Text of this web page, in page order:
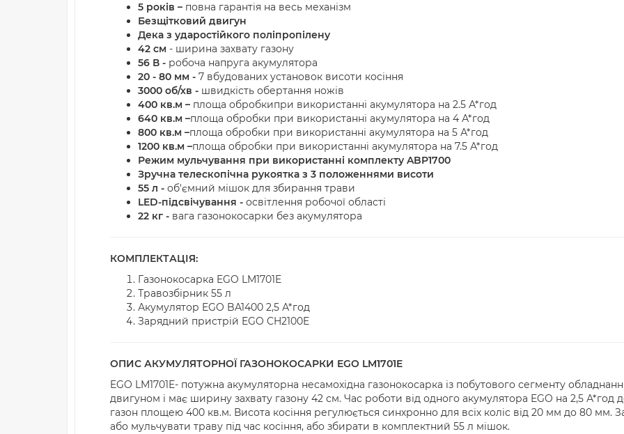
5 років – повна гарантія на весь механізм
Безщітковий двигун
Дека з ударостійкого поліпропілену
42 см - ширина захвату газону
56 В - робоча напруга акумулятора
20 - 80 мм - 7 вбудованих установок висоти косіння
3000 об/хв - швидкість обертання ножів
400 кв.м – площа обробкипри використанні акумулятора на 2.5 А*год
640 кв.м –площа обробки при використанні акумулятора на 4 А*год
800 кв.м –площа обробки при використанні акумулятора на 5 А*год
1200 кв.м –площа обробки при використанні акумулятора на 7.5 А*год
Режим мульчування при використанні комплекту ABP1700
Зручна телескопічна рукоятка з 3 положеннями висоти
55 л - об'ємний мішок для збирання трави
LED-підсвічування - освітлення робочої області
22 кг - вага газонокосарки без акумулятора
КОМПЛЕКТАЦІЯ:
Газонокосарка EGO LM1701E
Травозбірник 55 л
Акумулятор EGO BA1400 2,5 А*год
Зарядний пристрій EGO CH2100E
ОПИС АКУМУЛЯТОРНОЇ ГАЗОНОКОСАРКИ EGO LM1701E
EGO LM1701E- потужна акумуляторна несамохідна газонокосарка із побутового сегменту
двигуном і має ширину захвату газону 42 см. Час роботи від одного акумулятора EGO на 2,5 А*год
газон площею 400 кв.м. Висота косіння регулюється синхронно для всіх коліс від 20 мм до 80 мм.
або мульчувати траву під час косіння, або збирати в комплектний 55 л мішок.